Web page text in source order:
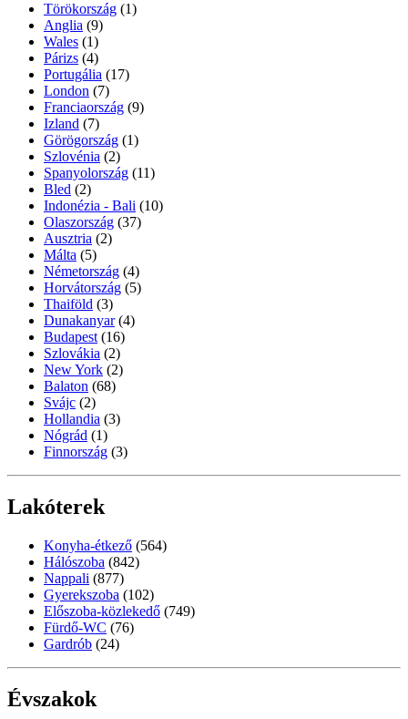
Törökország (1)
Anglia (9)
Wales (1)
Párizs (4)
Portugália (17)
London (7)
Franciaország (9)
Izland (7)
Görögország (1)
Szlovénia (2)
Spanyolország (11)
Bled (2)
Indonézia - Bali (10)
Olaszország (37)
Ausztria (2)
Málta (5)
Németország (4)
Horvátország (5)
Thaiföld (3)
Dunakanyar (4)
Budapest (16)
Szlovákia (2)
New York (2)
Balaton (68)
Svájc (2)
Hollandia (3)
Nógrád (1)
Finnország (3)
Lakóterek
Konyha-étkező (564)
Hálószoba (842)
Nappali (877)
Gyerekszoba (102)
Előszoba-közlekedő (749)
Fürdő-WC (76)
Gardrób (24)
Évszakok